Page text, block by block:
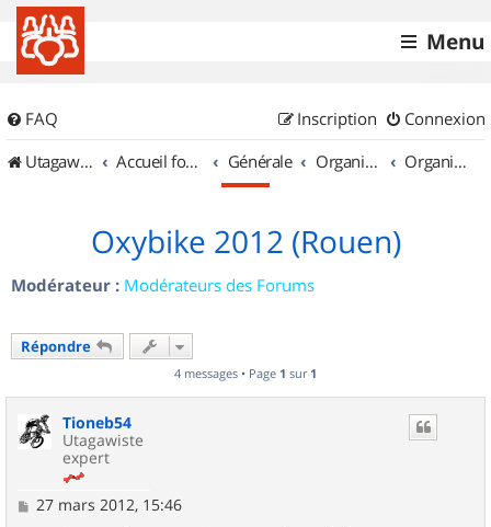
Menu
FAQ Connexion
Inscription
UtagawaVTT (Randos VTT et VTTAE avec traces GPS)
Accueil forum Générale Organisation de sorties & Recherche de partenaires Organisation de sorties en région Haute Normandie
Oxybike 2012 (Rouen)
Modérateur : Modérateurs des Forums
Répondre
4 messages • Page 1 sur 1
Tioneb54
Utagawiste
expert
M
27 mars 2012, 15:46